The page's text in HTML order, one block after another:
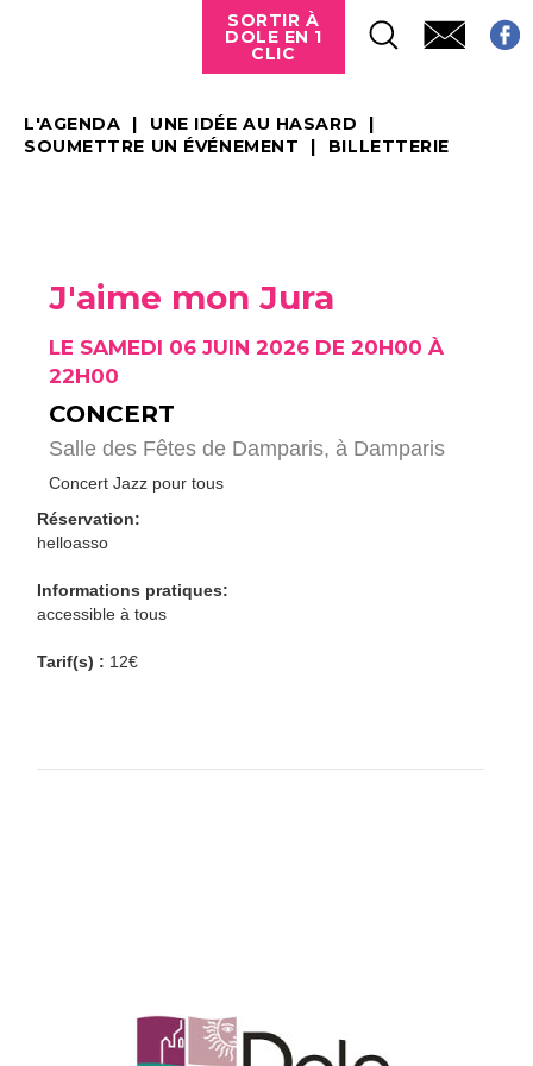
SORTIR À
DOLE EN 1
CLIC
L'AGENDA
UNE IDÉE AU HASARD
SOUMETTRE UN ÉVÉNEMENT
BILLETTERIE
J'aime mon Jura
LE SAMEDI 06 JUIN 2026 DE 20H00 À
22H00
CONCERT
Salle des Fêtes de Damparis, à Damparis
Concert Jazz pour tous
Réservation:
helloasso
Informations pratiques:
accessible à tous
Tarif(s) : 12€